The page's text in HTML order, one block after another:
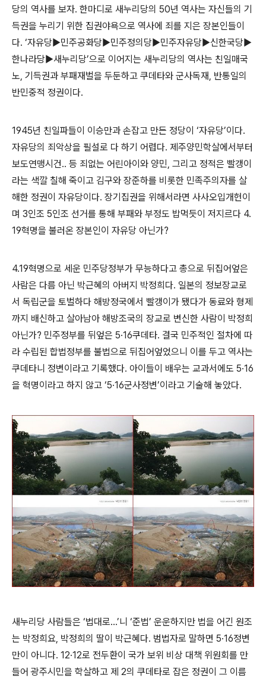
당의 역사를 보자. 한마디로 새누리당의 50년 역사는 자신들의 기
득권을 누리기 위한 집권야욕으로 역사에 죄를 지은 장본인들이
다. ‘자유당▶민주공화당▶민주정의당▶민주자유당▶신한국당▶
한나라당▶새누리당’으로 이어지는 새누리당의 역사는 친일매국
노, 기득권과 부패재벌을 두둔하고 쿠데타와 군사독재, 반통일의
반민중적 정권이다.
1945년 친일파들이 이승만과 손잡고 만든 정당이 ‘자유당’이다.
자유당의 죄악상을 필설로 다 하기 어렵다. 제주양민학살에서부터
보도연맹시건.. 등 죄없는 어린아이와 양민, 그리고 정적은 빨갱이
라는 색깔 칠해 죽이고 김구와 장준하를 비롯한 민족주의자를 살
해한 정권이 자유당이다. 장기집권을 위해서라면 사사오입개헌이
며 3인조 5인조 선거를 통해 부패와 부정도 밥먹듯이 저지르다 4.
19혁명을 불러온 장본인이 자유당 아닌가?
4.19혁명으로 세운 민주당정부가 무능하다고 총으로 뒤집어엎은
사람은 다름 아닌 박근혜의 아버지 박정희다. 일본의 정보장교로
서 독립군을 토벌하다 해방정국에서 빨갱이가 됐다가 동료와 형제
까지 배신하고 살아남아 해방조국의 장교로 변신한 사람이 박정희
아닌가? 민주정부를 뒤엎은 5·16쿠데타. 결국 민주적인 절차에 따
라 수립된 합법정부를 불법으로 뒤집어엎었으니 이를 두고 역사는
쿠데타니 정변이라고 기록했다. 아이들이 배우는 교과서에도 5·16
을 혁명이라고 하지 않고 ‘5·16군사정변’이라고 기술해 놓았다.
새누리당 사람들은 ‘법대로...’니 ‘준법’ 운운하지만 법을 어긴 원조
는 박정희요, 박정희의 딸이 박근혜다. 범법자로 말하면 5·16정변
만이 아니다. 12·12로 전두환이 국가 보위 비상 대책 위원회를 만
들어 광주시민을 학살하고 제 2의 쿠데타로 잡은 정권이 그 이름